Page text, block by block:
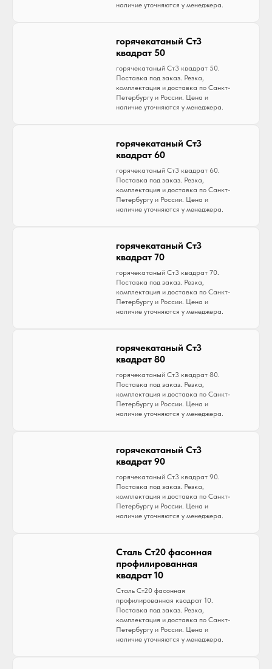
наличие уточняются у менеджера.
горячекатаный Ст3
квадрат 50
горячекатаный Ст3 квадрат 50.
Поставка под заказ. Резка,
комплектация и доставка по Санкт-
Петербургу и России. Цена и
наличие уточняются у менеджера.
горячекатаный Ст3
квадрат 60
горячекатаный Ст3 квадрат 60.
Поставка под заказ. Резка,
комплектация и доставка по Санкт-
Петербургу и России. Цена и
наличие уточняются у менеджера.
горячекатаный Ст3
квадрат 70
горячекатаный Ст3 квадрат 70.
Поставка под заказ. Резка,
комплектация и доставка по Санкт-
Петербургу и России. Цена и
наличие уточняются у менеджера.
горячекатаный Ст3
квадрат 80
горячекатаный Ст3 квадрат 80.
Поставка под заказ. Резка,
комплектация и доставка по Санкт-
Петербургу и России. Цена и
наличие уточняются у менеджера.
горячекатаный Ст3
квадрат 90
горячекатаный Ст3 квадрат 90.
Поставка под заказ. Резка,
комплектация и доставка по Санкт-
Петербургу и России. Цена и
наличие уточняются у менеджера.
Сталь Ст20 фасонная
профилированная
квадрат 10
Сталь Ст20 фасонная
профилированная квадрат 10.
Поставка под заказ. Резка,
комплектация и доставка по Санкт-
Петербургу и России. Цена и
наличие уточняются у менеджера.